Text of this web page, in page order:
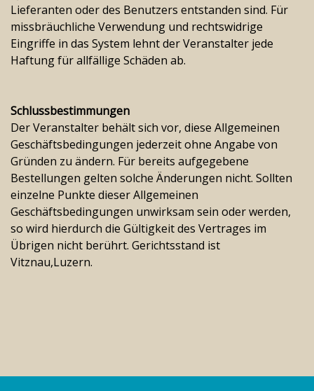
Lieferanten oder des Benutzers entstanden sind. Für
missbräuchliche Verwendung und rechtswidrige
Eingriffe in das System lehnt der Veranstalter jede
Haftung für allfällige Schäden ab.
Schlussbestimmungen
Der Veranstalter behält sich vor, diese Allgemeinen
Geschäftsbedingungen jederzeit ohne Angabe von
Gründen zu ändern. Für bereits aufgegebene
Bestellungen gelten solche Änderungen nicht. Sollten
einzelne Punkte dieser Allgemeinen
Geschäftsbedingungen unwirksam sein oder werden,
so wird hierdurch die Gültigkeit des Vertrages im
Übrigen nicht berührt. Gerichtsstand ist
Vitznau,Luzern.